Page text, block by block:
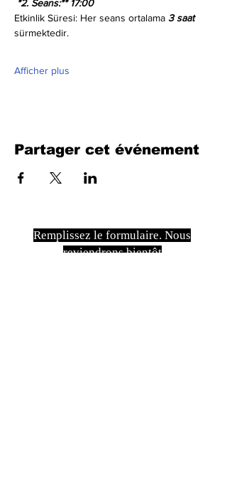
*2. Seans:** 17:00
Etkinlik Süresi: Her seans ortalama 3 saat
sürmektedir.
Afficher plus
Partager cet événement
Remplissez le formulaire. Nous
reviendrons bientôt